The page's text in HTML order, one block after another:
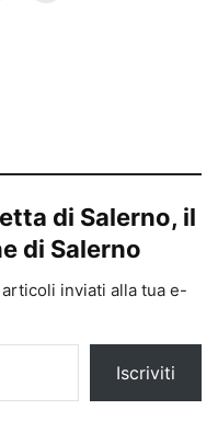
di Salerno, il
di Salerno
inviati alla tua e-
Iscriviti